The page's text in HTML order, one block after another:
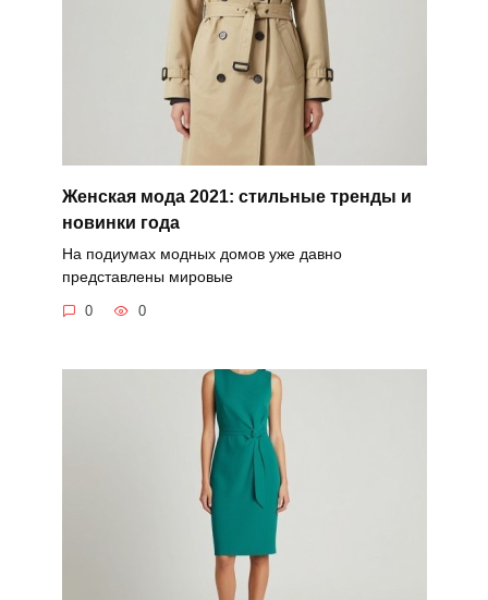
Женская мода 2021: стильные тренды и
новинки года
На подиумах модных домов уже давно
представлены мировые
0 0